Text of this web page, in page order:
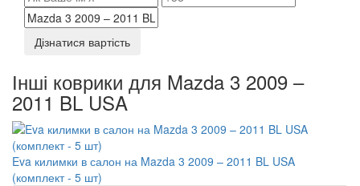
Дізнатися вартість
Інші коврики для Mazda 3 2009 –
2011 BL USA
Eva килимки в салон на Mazda 3 2009 – 2011 BL USA
(комплект - 5 шт)